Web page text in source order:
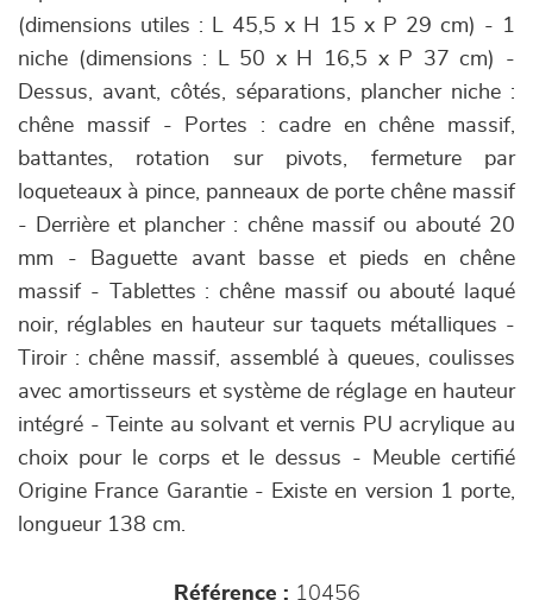
(dimensions utiles : L 45,5 x H 15 x P 29 cm) - 1
niche (dimensions : L 50 x H 16,5 x P 37 cm) -
Dessus, avant, côtés, séparations, plancher niche :
chêne massif - Portes : cadre en chêne massif,
battantes, rotation sur pivots, fermeture par
loqueteaux à pince, panneaux de porte chêne massif
- Derrière et plancher : chêne massif ou abouté 20
mm - Baguette avant basse et pieds en chêne
massif - Tablettes : chêne massif ou abouté laqué
noir, réglables en hauteur sur taquets métalliques -
Tiroir : chêne massif, assemblé à queues, coulisses
avec amortisseurs et système de réglage en hauteur
intégré - Teinte au solvant et vernis PU acrylique au
choix pour le corps et le dessus - Meuble certifié
Origine France Garantie - Existe en version 1 porte,
longueur 138 cm.
Référence : 10456